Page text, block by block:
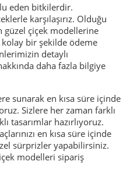
eden bitkilerdir.
karşılaşırız. Olduğu
güzel çiçek modellerine
bir şekilde ödeme
detaylı
daha fazla bilgiye
sunarak en kısa süre içinde
Sizlere her zaman farklı
tasarımlar hazırlıyoruz.
en kısa süre içinde
sürprizler yapabilirsiniz.
modelleri sipariş